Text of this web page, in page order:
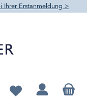
Ihrer Erstanmeldung >
Du hast 0 Produkte